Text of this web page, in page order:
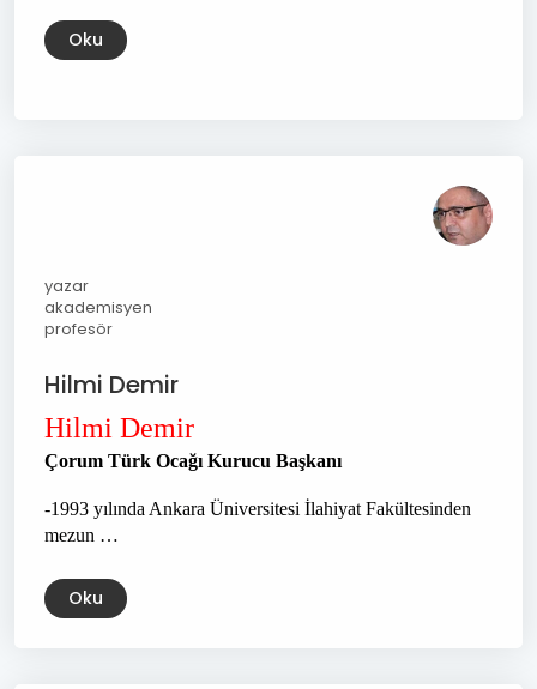
Oku
yazar
akademisyen
profesör
Hilmi Demir
Hilmi Demir
Çorum Türk Ocağı Kurucu Başkanı
-1993 yılında Ankara Üniversitesi İlahiyat Fakültesinden
mezun …
Oku